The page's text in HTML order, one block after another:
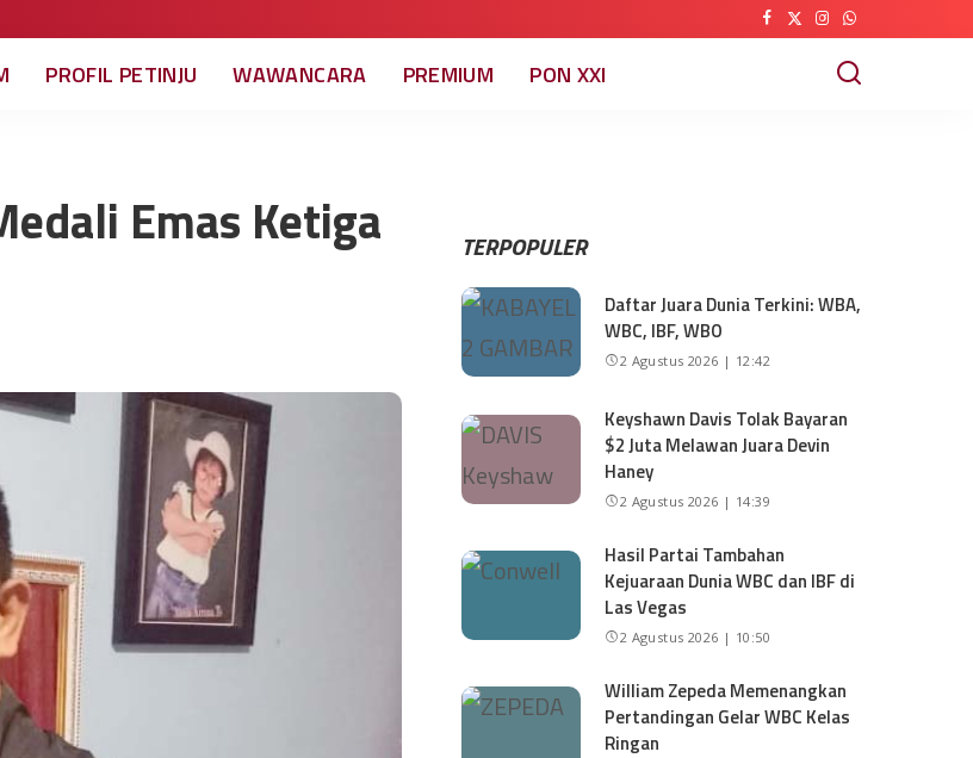
PROFIL PETINJU WAWANCARA PREMIUM PON XXI
Emas Ketiga TERPOPULER
Daftar Juara Dunia Terkini: WBA,
WBC, IBF, WBO
2 Agustus 2026 | 12:42
Keyshawn Davis Tolak Bayaran
$2 Juta Melawan Juara Devin
Haney
2 Agustus 2026 | 14:39
Hasil Partai Tambahan
Kejuaraan Dunia WBC dan IBF di
Las Vegas
2 Agustus 2026 | 10:50
William Zepeda Memenangkan
Pertandingan Gelar WBC Kelas
Ringan